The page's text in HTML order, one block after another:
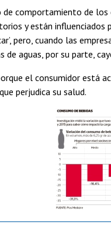
comportamiento de los
y están influenciados
pero, cuando las
aguas, por su parte,
el consumidor está
perjudica su salud.